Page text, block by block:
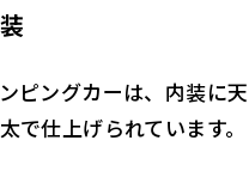
ピングカーは、内装に
で仕上げられています。